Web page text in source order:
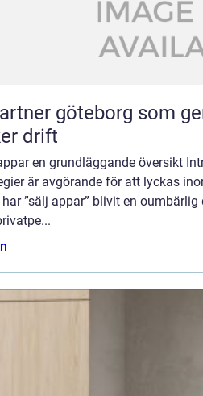
göteborg som
drift
en grundläggande översikt
är avgörande för att lyckas
”sälj appar” blivit en